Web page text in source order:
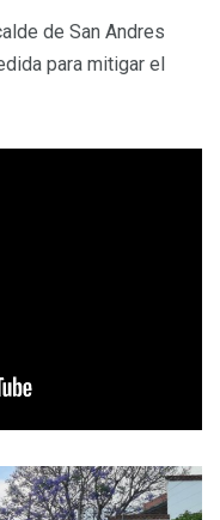
de San Andres
para mitigar el